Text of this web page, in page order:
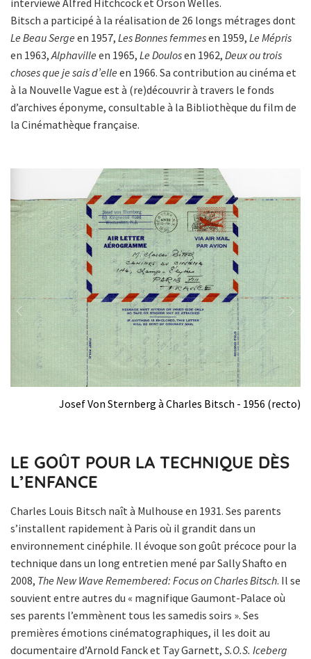
interviewé Alfred Hitchcock et Orson Welles.
Bitsch a participé à la réalisation de 26 longs métrages dont
Le Beau Serge en 1957, Les Bonnes femmesen 1959, Le Mépris
en 1963,Alphaville en 1965, Le Doulosen 1962, Deux ou trois
choses que je sais d’elle en 1966. Sa contribution au cinéma et
à la Nouvelle Vague est à (re)découvrir à travers le fonds
d’archives éponyme, consultable à la Bibliothèque du film de
la Cinémathèque française.
Josef Von Sternberg à Charles Bitsch - 1956 (recto)
Previous Next
LE GOÛT POUR LA TECHNIQUE DÈS
L’ENFANCE
Charles Louis Bitsch naît à Mulhouse en 1931. Ses parents
s’installent rapidement à Paris où il grandit dans un
environnement cinéphile. Il évoque son goût précoce pour la
technique dans un long entretien mené par Sally Shafto en
2008, The New Wave Remembered: Focus on Charles Bitsch. Il se
souvient entre autres du « magnifique Gaumont-Palace où
ses parents l’emmènent tous les samedis soirs ». Ses
premières émotions cinématographiques, il les doit au
documentaire d’Arnold Fanck et Tay Garnett, S.O.S. Iceberg